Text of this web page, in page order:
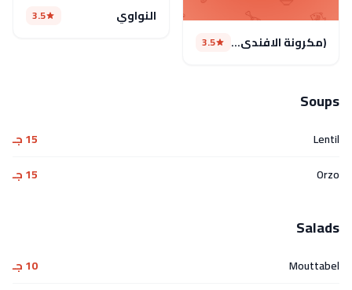
(مكرونة الافندى (مغلق 3.5
النواوي 3.5
Soups
Lentil
15 جـ
Orzo
15 جـ
Salads
Mouttabel
10 جـ